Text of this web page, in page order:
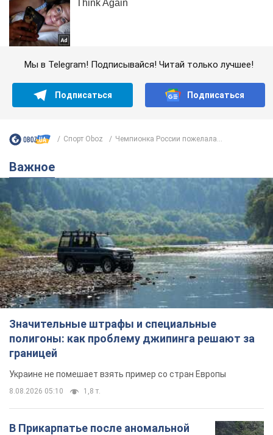
Мы в Telegram! Подписывайся! Читай только лучшее!
Подписаться Подписаться
Спорт Oboz Чемпионка России пожелала...
Важное
Значительные штрафы и специальные
полигоны: как проблему джипинга решают за
границей
Украине не помешает взять пример со стран Европы
8.08.2026 05:10 1,8 т.
В Прикарпатье после аномальной